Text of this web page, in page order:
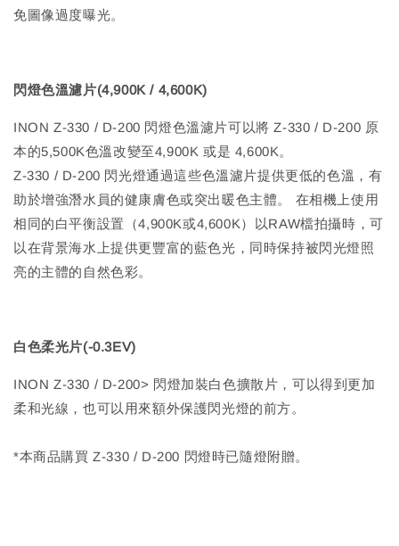
免圖像過度曝光。
閃燈色溫濾片(4,900K / 4,600K)
INON Z-330 / D-200 閃燈色溫濾片可以將 Z-330 / D-200 原
本的5,500K色溫改變至4,900K 或是 4,600K。
Z-330 / D-200 閃光燈通過這些色溫濾片提供更低的色溫，有
助於增強潛水員的健康膚色或突出暖色主體。 在相機上使用
相同的白平衡設置（4,900K或4,600K）以RAW檔拍攝時，可
以在背景海水上提供更豐富的藍色光，同時保持被閃光燈照
亮的主體的自然色彩。
白色柔光片(-0.3EV)
INON Z-330 / D-200> 閃燈加裝白色擴散片，可以得到更加
柔和光線，也可以用來額外保護閃光燈的前方。
*本商品購買 Z-330 / D-200 閃燈時已隨燈附贈。